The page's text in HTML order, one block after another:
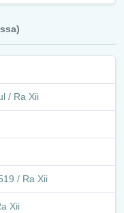
/ Ra Xii
/ Ra Xii
Xii